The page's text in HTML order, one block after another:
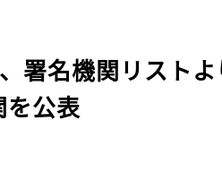
、署名機関リスト
公表